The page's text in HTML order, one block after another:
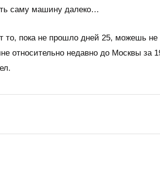
саму машину далеко…
то, пока не прошло дней 25, можешь не
относительно недавно до Москвы за